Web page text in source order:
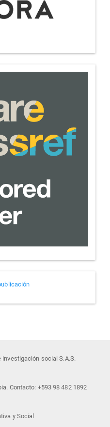
social S.A.S.
Contacto: +593 98 482 1892
y Social